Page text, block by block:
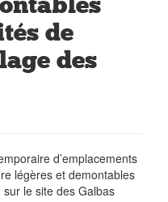
de
des
d’emplacements
légères et demontables
le site des Galbas